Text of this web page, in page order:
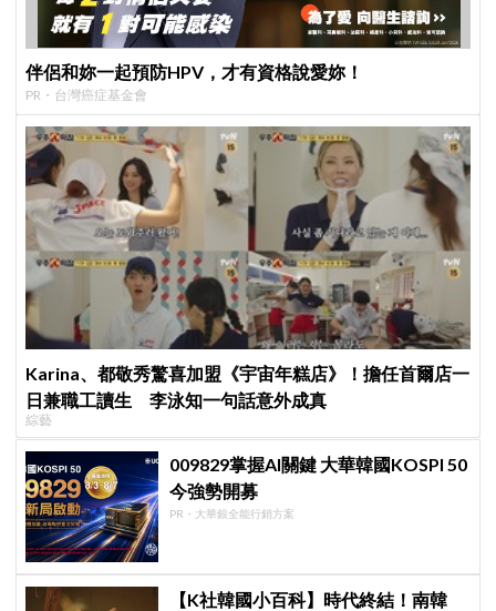
伴侶和妳一起預防HPV，才有資格說愛妳！
PR・台灣癌症基金會
Karina、都敬秀驚喜加盟《宇宙年糕店》！擔任首爾店一
日兼職工讀生 李泳知一句話意外成真
綜藝
009829掌握AI關鍵 大華韓國KOSPI 50
今強勢開募
PR・大華銀全能行銷方案
【K社韓國小百科】時代終結！南韓